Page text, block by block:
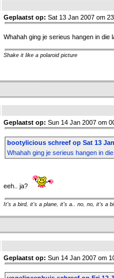
Geplaatst op: Sat 13 Jan 2007 om
Whahah ging je serieus hangen in die
Shake it like a polaroid picture
Geplaatst op: Sun 14 Jan 2007 om
bootylicious schreef op Sat 13
Whahah ging je serieus hangen in
eeh.. ja?
It's a bird, it's a plane, it's a.. no, no, it's a
Geplaatst op: Sun 14 Jan 2007 om